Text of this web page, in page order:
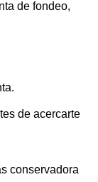
de fondeo,
de acercarte
conservadora